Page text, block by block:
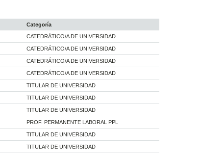
Categoría
CATEDRÁTICO/A DE UNIVERSIDAD
CATEDRÁTICO/A DE UNIVERSIDAD
CATEDRÁTICO/A DE UNIVERSIDAD
CATEDRÁTICO/A DE UNIVERSIDAD
TITULAR DE UNIVERSIDAD
TITULAR DE UNIVERSIDAD
TITULAR DE UNIVERSIDAD
PROF. PERMANENTE LABORAL PPL
TITULAR DE UNIVERSIDAD
TITULAR DE UNIVERSIDAD